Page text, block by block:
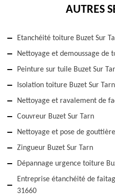
AUTRES
Etanchéité toiture Buzet Sur
Nettoyage et demoussage de
Peinture sur tuile Buzet Sur
Isolation toiture Buzet Sur Tarn
Nettoyage et ravalement de
Couvreur Buzet Sur Tarn
Nettoyage et pose de
Zingueur Buzet Sur Tarn
Dépannage urgence toiture
Entreprise étanchéité de
31660